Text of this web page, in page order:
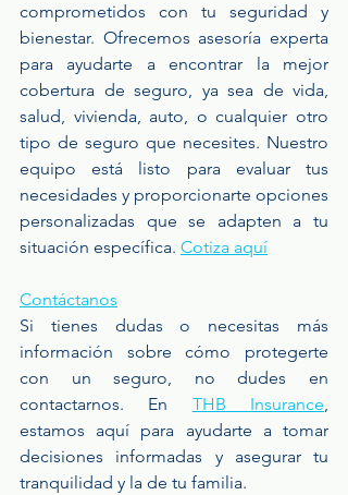
comprometidos con tu seguridad y
bienestar. Ofrecemos asesoría experta
para ayudarte a encontrar la mejor
cobertura de seguro, ya sea de vida,
salud, vivienda, auto, o cualquier otro
tipo de seguro que necesites. Nuestro
equipo está listo para evaluar tus
necesidades y proporcionarte opciones
personalizadas que se adapten a tu
situación específica. Cotiza aquí
Contáctanos
Si tienes dudas o necesitas más
información sobre cómo protegerte
con un seguro, no dudes en
contactarnos. En THB Insurance,
estamos aquí para ayudarte a tomar
decisiones informadas y asegurar tu
tranquilidad y la de tu familia.